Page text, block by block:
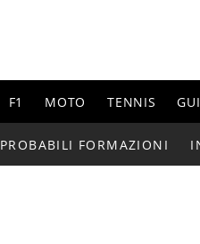
F1 MOTO TENNIS
PROBABILI FORMAZIONI